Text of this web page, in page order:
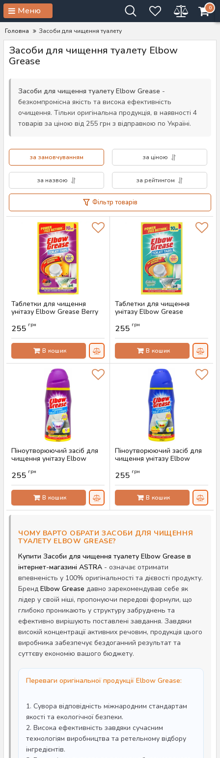
Меню 0
Головна Засоби для чищення туалету
Засоби для чищення туалету Elbow
Grease
Засоби для чищення туалету Elbow Grease -
безкомпромісна якість та висока ефективність
очищення. Тільки оригінальна продукція, в наявності 4
товарів за ціною від 255 грн з відправкою по Україні.
за замовчуванням за ціною
за назвою за рейтингом
Фільтр товарів
Таблетки для чищення
унітазу Elbow Grease Berry
Артикул:
255 грн
В кошик
Таблетки для чищення
унітазу Elbow Grease
Артикул:
255 грн
В кошик
Піноутворюючий засіб для
чищення унітазу Elbow
Grease Ягідний вибух, 500 г
Артикул:
255 грн
В кошик
Піноутворюючий засіб для
чищення унітазу Elbow
Артикул:
255 грн
В кошик
ЧОМУ ВАРТО ОБРАТИ ЗАСОБИ ДЛЯ ЧИЩЕННЯ
ТУАЛЕТУ ELBOW GREASE?
Купити Засоби для чищення туалету Elbow Grease в
інтернет-магазині ASTRA - означає отримати
впевненість у 100% оригінальності та дієвості продукту.
Бренд Elbow Grease давно зарекомендував себе як
лідер у своїй ніші, пропонуючи передові формули, що
глибоко проникають у структуру забруднень та
ефективно вирішують поставлені завдання. Завдяки
високій концентрації активних речовин, продукція цього
виробника забезпечує бездоганний результат та
суттєву економію вашого бюджету.
Переваги оригінальної продукції Elbow Grease:
1. Сувора відповідність міжнародним стандартам
якості та екологічної безпеки.
2. Висока ефективність завдяки сучасним
технологіям виробництва та ретельному відбору
інгредієнтів.